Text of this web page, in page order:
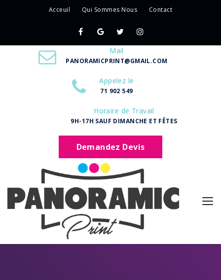
Acceuil Qui Sommes Nous Contact
Mail
PANORAMICPRINT@GMAIL.COM
Appelez le
71 902 549
Horaire de Travail
9H-17H SAUF DIMANCHE ET FÊTES
Demandez Devis